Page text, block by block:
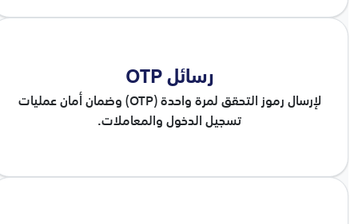
رسائل OTP
لإرسال رموز التحقق لمرة واحدة (OTP) وضمان أمان عمليات
تسجيل الدخول والمعاملات.